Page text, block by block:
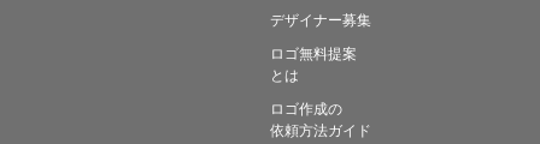
デザイナー募集
ロゴ無料提案
とは
ロゴ作成の
依頼方法ガイド